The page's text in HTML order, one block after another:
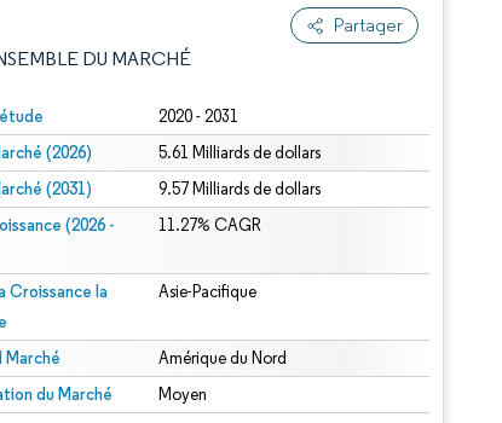
Partager
DU MARCHÉ
2020 - 2031
(2026) 5.61 Milliards de dollars
(2031) 9.57 Milliards de dollars
(2026 -
11.27% CAGR
Croissance la
Asie-Pacifique
Marché Amérique du Nord
du Marché Moyen
sous CC BY 4.0.